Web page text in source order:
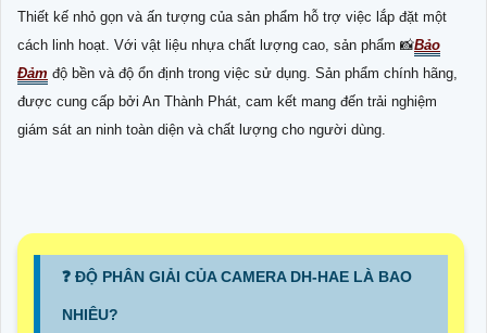
Thiết kế nhỏ gọn và ấn tượng của sản phẩm hỗ trợ việc lắp đặt một
cách linh hoạt. Với vật liệu nhựa chất lượng cao, sản phẩm 📸Bảo
Đảm độ bền và độ ổn định trong việc sử dụng. Sản phẩm chính hãng,
được cung cấp bởi An Thành Phát, cam kết mang đến trải nghiệm
giám sát an ninh toàn diện và chất lượng cho người dùng.
️❓ ĐỘ PHÂN GIẢI CỦA CAMERA DH-HAE LÀ BAO
NHIÊU?